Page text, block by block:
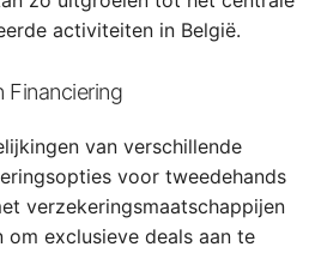
activiteiten in België.
Financiering
van verschillende
voor tweedehands
verzekeringsmaatschappijen
exclusieve deals aan te